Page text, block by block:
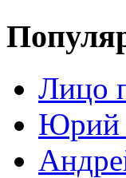
Лицо
Юрий